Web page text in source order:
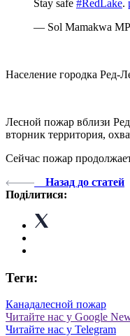
Stay safe #RedLake.
— Sol Mamakwa
Население городка Ред-
Лесной пожар вблизи
вторник территория,
Сейчас пожар
Назад до статей
Поділитися:
Теги:
Канадалесной пожар
Читайте нас у Google
Читайте нас у Telegram